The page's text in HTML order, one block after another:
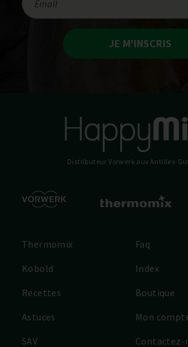
JE M'INSCRIS
Distributeur Vorwerk aux Antilles-
Thermomix
Kobold
Recettes
Astuces
SAV
Faq
Index
Boutique
Mon
Contactez-